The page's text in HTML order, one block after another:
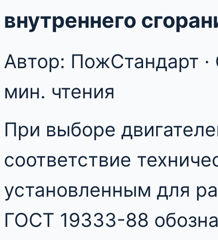
внутреннего
Автор: ПожСтандарт ·
мин. чтения
При выборе
соответствие
установленным для
ГОСТ 19333-88